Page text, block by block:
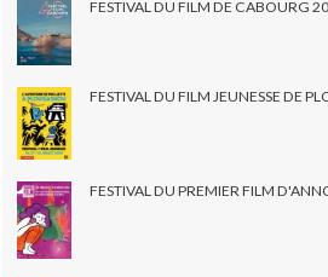
FESTIVAL DU FILM DE CABOURG
FESTIVAL DU FILM JEUNESSE DE
FESTIVAL DU PREMIER FILM